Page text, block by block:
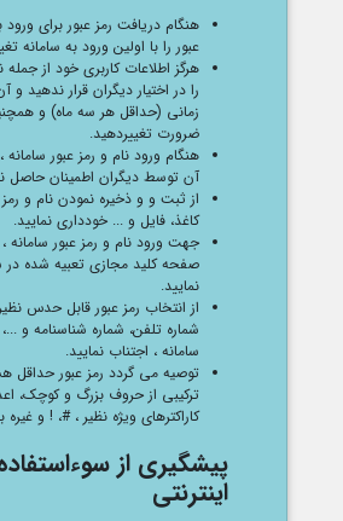
هنگام دریافت رمز عبور برای ورود
عبور را با اولین ورود به سامانه
هرگز اطلاعات کاربری خود از جمله
را در اختیار دیگران قرار ندهید و
زمانی (حداقل هر سه ماه) و
ضرورت تغییردهید.
هنگام ورود نام و رمز عبور
آن توسط دیگران اطمینان حاصل
از ثبت و و ذخیره نمودن نام و
کاغذ، فایل و ... خودداری نمایید.
جهت ورود نام و رمز عبور سامانه ،
صفحه کلید مجازی تعبیه شده در
نمایید.
از انتخاب رمز عبور قابل حدس
شماره تلفن، شماره شناسنامه و
سامانه ، اجتناب نمایید.
توصیه می گردد رمز عبور حداقل
ترکیبی از حروف بزرگ و کوچک،
کاراکترهای ویژه نظیر ، #، ! و غیره
پیشگیری از
اینترنتی